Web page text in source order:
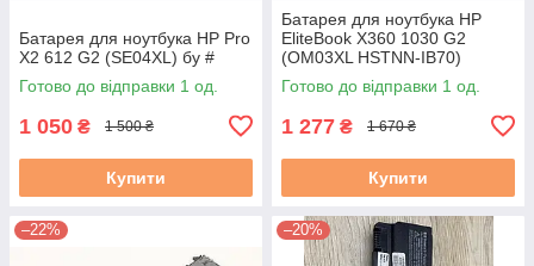
Батарея для ноутбука HP Pro
X2 612 G2 (SE04XL) бу #
Готово до відправки 1 од.
1 050 ₴ 1 500 ₴
Купити
Батарея для ноутбука HP
EliteBook X360 1030 G2
(OM03XL HSTNN-IB70)
11.55V 57Wh 4935mAh
Тип2!!!
Готово до відправки 1 од.
1 277 ₴ 1 670 ₴
Купити
–22% –20%